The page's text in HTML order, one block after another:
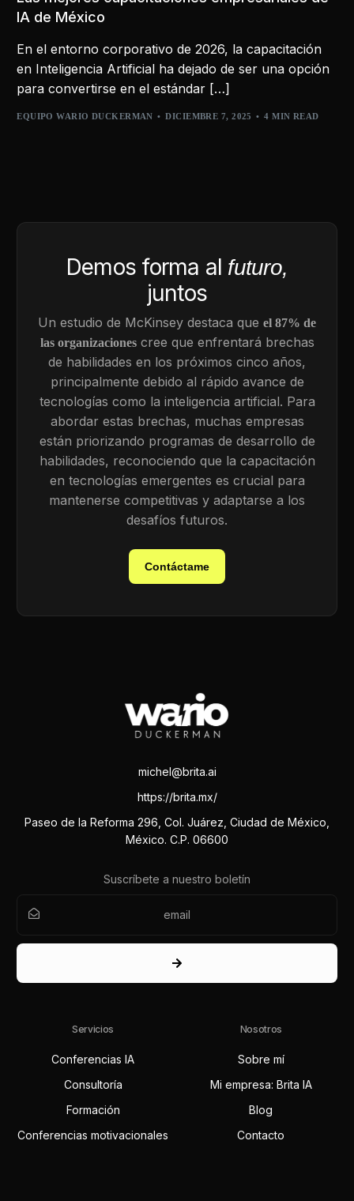
IA de México
En el entorno corporativo de 2026, la capacitación
en Inteligencia Artificial ha dejado de ser una opción
para convertirse en el estándar […]
EQUIPO WARIO DUCKERMAN DICIEMBRE 7, 2025 4 MIN READ
Demos forma al futuro,
juntos
Un estudio de McKinsey destaca que el 87% de
las organizacionescree que enfrentará brechas
de habilidades en los próximos cinco años,
principalmente debido al rápido avance de
tecnologías como la inteligencia artificial. Para
abordar estas brechas, muchas empresas
están priorizando programas de desarrollo de
habilidades, reconociendo que la capacitación
en tecnologías emergentes es crucial para
mantenerse competitivas y adaptarse a los
desafíos futuros.
Contáctame
michel@brita.ai
https://brita.mx/
Paseo de la Reforma 296, Col. Juárez, Ciudad de México,
México. C.P. 06600
Suscríbete a nuestro boletín
Servicios
Conferencias IA
Consultoría
Formación
Conferencias motivacionales
Nosotros
Sobre mí
Mi empresa: Brita IA
Blog
Contacto